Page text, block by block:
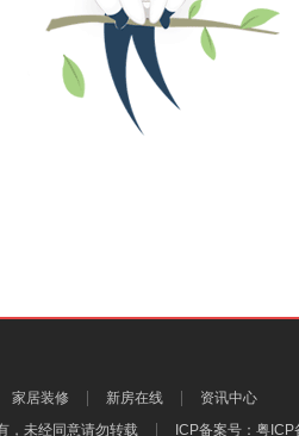
家居装修 新房在线
资讯中心
，未经同意请勿转载 ICP备案号： 粤ICP